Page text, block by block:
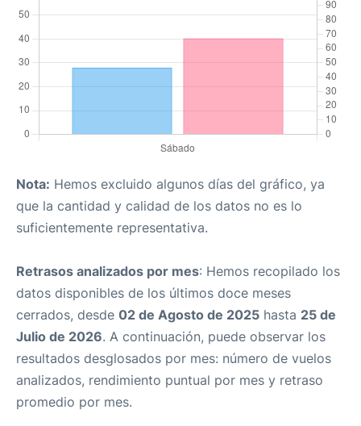
Nota: Hemos excluido algunos días del gráfico, ya
que la cantidad y calidad de los datos no es lo
suficientemente representativa.
Retrasos analizados por mes: Hemos recopilado los
datos disponibles de los últimos doce meses
cerrados, desde 02 de Agosto de 2025 hasta 25 de
Julio de 2026. A continuación, puede observar los
resultados desglosados por mes: número de vuelos
analizados, rendimiento puntual por mes y retraso
promedio por mes.